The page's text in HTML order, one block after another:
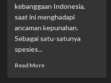
kebanggaan Indonesia,
saat ini menghadapi
ancaman kepunahan.
Sebagai satu-satunya
spesies...
Read More